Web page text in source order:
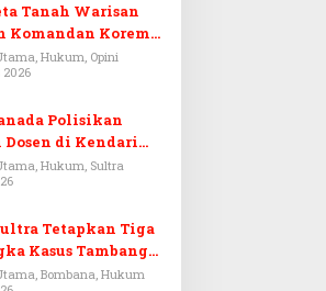
Tanah Warisan
Komandan Korem
Ketika Warisan
Arena Pemerasan
Hukum, Opini
Polisikan
Dosen di Kendari
Puluhan Miliar
Hukum, Sultra
Tetapkan Tiga
Kasus Tambang
di Bombana
Bombana, Hukum